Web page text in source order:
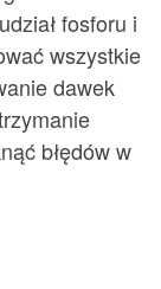
fosforu i
wszystkie
dawek
błędów w